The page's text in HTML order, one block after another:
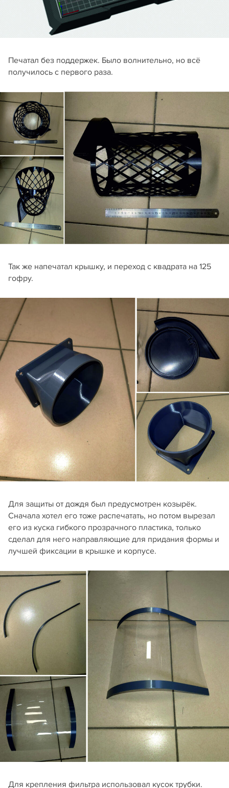
Печатал без поддержек. Было волнительно, но всё
получилось с первого раза.
Так же напечатал крышку, и переход с квадрата на 125
гофру.
Для защиты от дождя был предусмотрен козырёк.
Сначала хотел его тоже распечатать, но потом вырезал
его из куска гибкого прозрачного пластика, только
сделал для него направляющие для придания формы и
лучшей фиксации в крышке и корпусе.
Для крепления фильтра использовал кусок трубки.